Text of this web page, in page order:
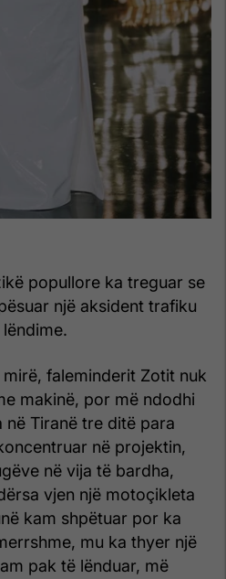
popullore ka treguar se
një aksident trafiku
mirë, faleminderit Zotit nuk
makinë, por më ndodhi
në Tiranë tre ditë para
në projektin,
në vija të bardha,
vjen një motoçikleta
kam shpëtuar por ka
mu ka thyer një
pak të lënduar, më